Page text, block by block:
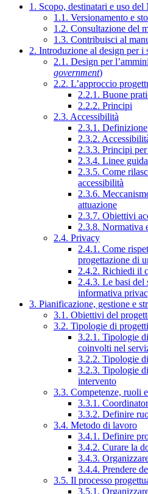
1. Scopo, destinatari e uso
1.1. Versionamento e
1.2. Consultazione del
1.3. Contribuisci al
2. Introduzione al design per
2.1. Design per
government)
2.2. L’approccio
2.2.1. Buone
2.2.2. Principi
2.3. Accessibilità
2.3.1. Definizione
2.3.2.
2.3.3. Principi per
2.3.4. Linee
2.3.5. Come
accessibilità
2.3.6.
attuazione
2.3.7. Obiettivi
2.3.8. Normativa
2.4. Privacy
2.4.1. Come
progettazione di
2.4.2. Richiedi il
2.4.3. Le basi del
informativa
3. Pianificazione, gestione e
3.1. Obiettivi del
3.2. Tipologie di progetti
3.2.1. Tipologie
coinvolti nel
3.2.2. Tipologie
3.2.3. Tipologie
intervento
3.3. Competenze, ruoli
3.3.1.
3.3.2. Definire
3.4. Metodo di lavoro
3.4.1. Definire
3.4.2. Curare la
3.4.3.
3.4.4. Prendere
3.5. Il processo
3.5.1.